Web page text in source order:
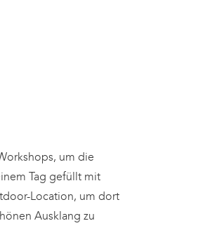
um die
Tag gefüllt mit
Location, um dort
Ausklang zu